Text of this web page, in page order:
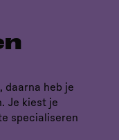
daarna heb je
Je kiest je
specialiseren